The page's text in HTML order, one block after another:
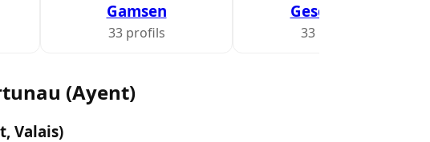
Gamsen
33 profils
Geschinen
33 profils
(Ayent)
Valais)